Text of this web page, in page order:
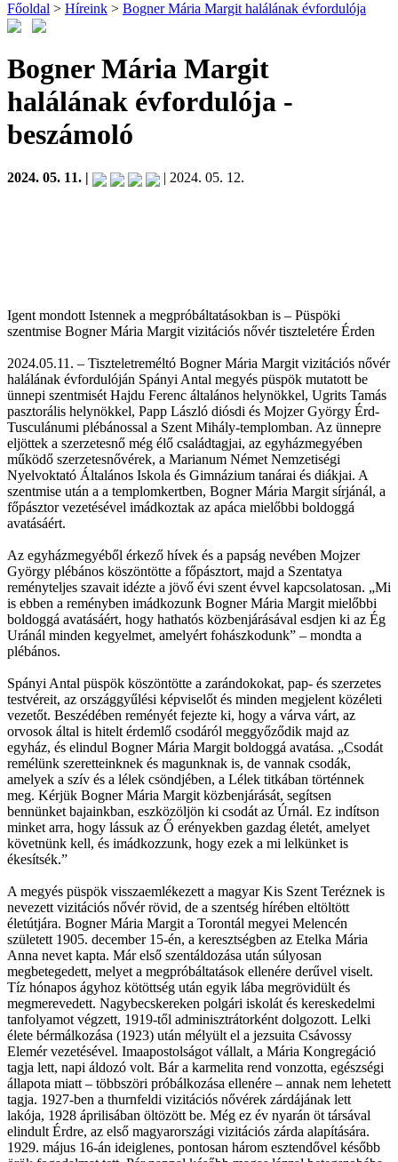
Főoldal > Híreink > Bogner Mária Margit halálának évfordulója
Bogner Mária Margit
halálának évfordulója -
beszámoló
2024. 05. 11. | | 2024. 05. 12.
Igent mondott Istennek a megpróbáltatásokban is – Püspöki
szentmise Bogner Mária Margit vizitációs nővér tiszteletére Érden
2024.05.11. – Tiszteletreméltó Bogner Mária Margit vizitációs nővér
halálának évfordulóján Spányi Antal megyés püspök mutatott be
ünnepi szentmisét Hajdu Ferenc általános helynökkel, Ugrits Tamás
pasztorális helynökkel, Papp László diósdi és Mojzer György Érd-
Tusculánumi plébánossal a Szent Mihály-templomban. Az ünnepre
eljöttek a szerzetesnő még élő családtagjai, az egyházmegyében
működő szerzetesnővérek, a Marianum Német Nemzetiségi
Nyelvoktató Általános Iskola és Gimnázium tanárai és diákjai. A
szentmise után a a templomkertben, Bogner Mária Margit sírjánál, a
főpásztor vezetésével imádkoztak az apáca mielőbbi boldoggá
avatásáért.
Az egyházmegyéből érkező hívek és a papság nevében Mojzer
György plébános köszöntötte a főpásztort, majd a Szentatya
reményteljes szavait idézte a jövő évi szent évvel kapcsolatosan. „Mi
is ebben a reményben imádkozunk Bogner Mária Margit mielőbbi
boldoggá avatásáért, hogy hathatós közbenjárásával esdjen ki az Ég
Uránál minden kegyelmet, amelyért fohászkodunk” – mondta a
plébános.
Spányi Antal püspök köszöntötte a zarándokokat, pap- és szerzetes
testvéreit, az országgyűlési képviselőt és minden megjelent közéleti
vezetőt. Beszédében reményét fejezte ki, hogy a várva várt, az
orvosok által is hitelt érdemlő csodáról meggyőződik majd az
egyház, és elindul Bogner Mária Margit boldoggá avatása. „Csodát
remélünk szeretteinknek és magunknak is, de vannak csodák,
amelyek a szív és a lélek csöndjében, a Lélek titkában történnek
meg. Kérjük Bogner Mária Margit közbenjárását, segítsen
bennünket bajainkban, eszközöljön ki csodát az Úrnál. Ez indítson
minket arra, hogy lássuk az Ő erényekben gazdag életét, amelyet
követnünk kell, és imádkozzunk, hogy ezek a mi lelkünket is
ékesítsék.”
A megyés püspök visszaemlékezett a magyar Kis Szent Teréznek is
nevezett vizitációs nővér rövid, de a szentség hírében eltöltött
életútjára. Bogner Mária Margit a Torontál megyei Melencén
született 1905. december 15-én, a keresztségben az Etelka Mária
Anna nevet kapta. Már első szentáldozása után súlyosan
megbetegedett, melyet a megpróbáltatások ellenére derűvel viselt.
Tíz hónapos ágyhoz kötöttség után egyik lába megrövidült és
megmerevedett. Nagybecskereken polgári iskolát és kereskedelmi
tanfolyamot végzett, 1919-től adminisztrátorként dolgozott. Lelki
élete bérmálkozása (1923) után mélyült el a jezsuita Csávossy
Elemér vezetésével. Imaapostolságot vállalt, a Mária Kongregáció
tagja lett, napi áldozó volt. Bár a karmelita rend vonzotta, egészségi
állapota miatt – többszöri próbálkozása ellenére – annak nem lehetett
tagja. 1927-ben a thurnfeldi vizitációs nővérek zárdájának lett
lakója, 1928 áprilisában öltözött be. Még ez év nyarán öt társával
elindult Érdre, az első magyarországi vizitációs zárda alapítására.
1929. május 16-án ideiglenes, pontosan három esztendővel később